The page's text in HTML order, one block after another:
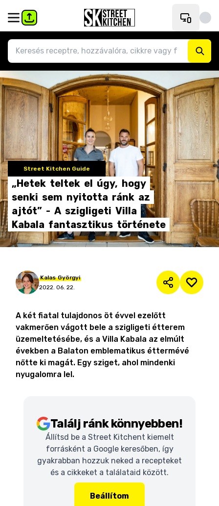
Street Kitchen Guide
„Hetek teltek el úgy, hogy
senki sem nyitotta ránk az
ajtót” - A szigligeti Villa
Kabala fantasztikus története
Kalas Györgyi
2022. 06. 22.
A két fiatal tulajdonos öt évvel ezelőtt
vakmerően vágott bele a szigligeti étterem
üzemeltetésébe, és a Villa Kabala az elmúlt
években a Balaton emblematikus éttermévé
nőtte ki magát. Egy sziget, ahol mindenki
nyugalomra lel.
Találj ránk könnyebben!
Állítsd be a Street Kitchent kiemelt
forrásként a Google keresőben, így
gyakrabban hozzuk neked a recepteket
és a cikkeket a találataid között.
Beállítom